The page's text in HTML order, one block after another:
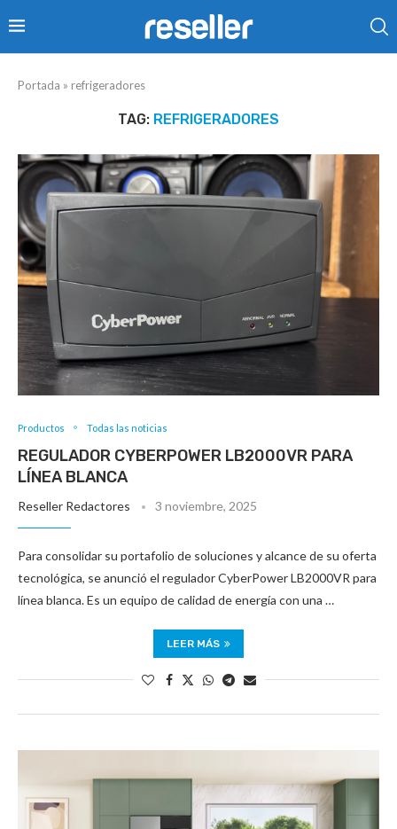
Portada » refrigeradores
TAG: REFRIGERADORES
Productos Todas las noticias
REGULADOR CYBERPOWER LB2000VR PARA
LÍNEA BLANCA
Reseller Redactores 3 noviembre, 2025
Para consolidar su portafolio de soluciones y alcance de su oferta
tecnológica, se anunció el regulador CyberPower LB2000VR para
línea blanca. Es un equipo de calidad de energía con una …
LEER MÁS